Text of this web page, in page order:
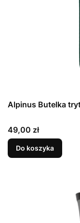
Alpinus Butelka
Cena
49,00 zł
Do koszyka